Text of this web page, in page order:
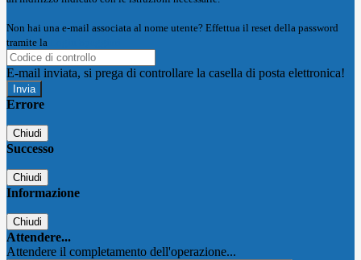
Non hai una e-mail associata al nome utente? Effettua il reset della password
tramite la
E-mail inviata, si prega di controllare la casella di posta elettronica!
Errore
Chiudi
Successo
Chiudi
Informazione
Chiudi
Attendere...
Attendere il completamento dell'operazione...